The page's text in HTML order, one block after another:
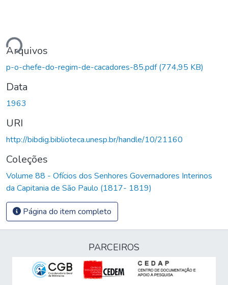
Arquivos
p-o-chefe-do-regim-de-cacadores-85.pdf(774,95 KB)
Data
1963
URI
http://bibdig.biblioteca.unesp.br/handle/10/21160
Coleções
Volume 88 - Ofícios dos Senhores Governadores Interinos
da Capitania de São Paulo (1817- 1819)
Página do item completo
PARCEIROS